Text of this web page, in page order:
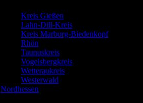
Kreis Gießen
Lahn-Dill-Kreis
Kreis Marburg-Biedenkopf
Rhön
Taunuskreis
Vogelsbergkreis
Wetteraukreis
Westerwald
Nordhessen